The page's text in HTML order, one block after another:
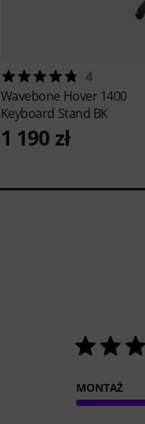
4
Wavebone Hover 1400
Keyboard Stand BK
1 190 zł
MONTAŻ